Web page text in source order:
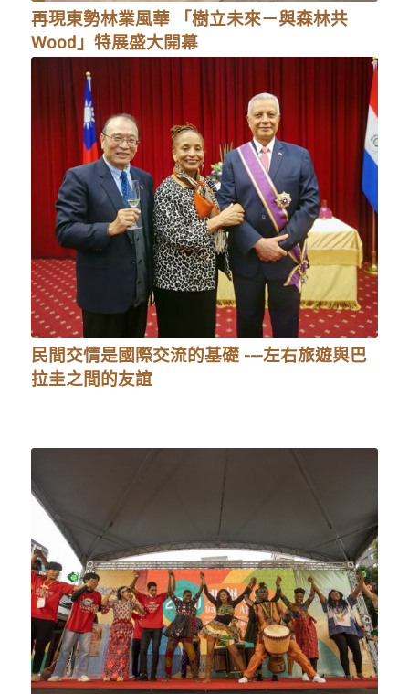
再現東勢林業風華 「樹立未來－與森林共
Wood」特展盛大開幕
民間交情是國際交流的基礎 ---左右旅遊與巴
拉圭之間的友誼